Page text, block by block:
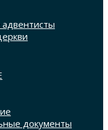
адвентисты
документы